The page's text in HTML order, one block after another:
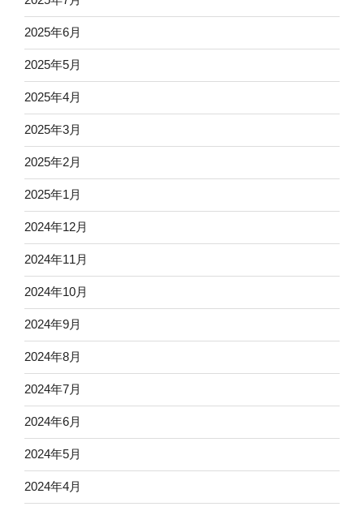
2025年6月
2025年5月
2025年4月
2025年3月
2025年2月
2025年1月
2024年12月
2024年11月
2024年10月
2024年9月
2024年8月
2024年7月
2024年6月
2024年5月
2024年4月